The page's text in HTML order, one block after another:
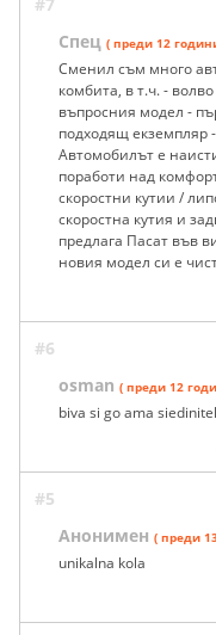
Спец ( преди 12
Сменил съм много
комбита, в т.ч. -
въпросния модел -
подходящ екземпляр
Автомобилът е
поработи над
скоростни кутии /
скоростна кутия и
предлага Пасат във
новия модел си е
#6
osman ( преди 12
biva si go ama
#5
Анонимен ( преди
unikalna kola